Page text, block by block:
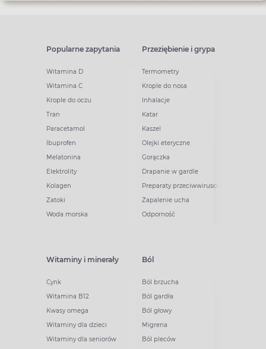
Popularne zapytania
Witamina D
Witamina C
Krople do oczu
Tran
Paracetamol
Ibuprofen
Melatonina
Elektrolity
Kolagen
Zatoki
Woda morska
Przeziębienie i grypa
Termometry
Krople do nosa
Inhalacje
Katar
Kaszel
Olejki eteryczne
Gorączka
Drapanie w gardle
Preparaty przeciwwirusowe
Zapalenie ucha
Odporność
Witaminy i minerały
Cynk
Witamina B12
Kwasy omega
Witaminy dla dzieci
Witaminy dla seniorów
Ból
Ból brzucha
Ból gardła
Ból głowy
Migrena
Ból pleców